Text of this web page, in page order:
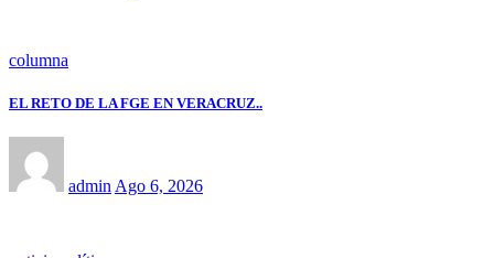
columna
EL RETO DE LA FGE EN VERACRUZ..
admin Ago 6, 2026